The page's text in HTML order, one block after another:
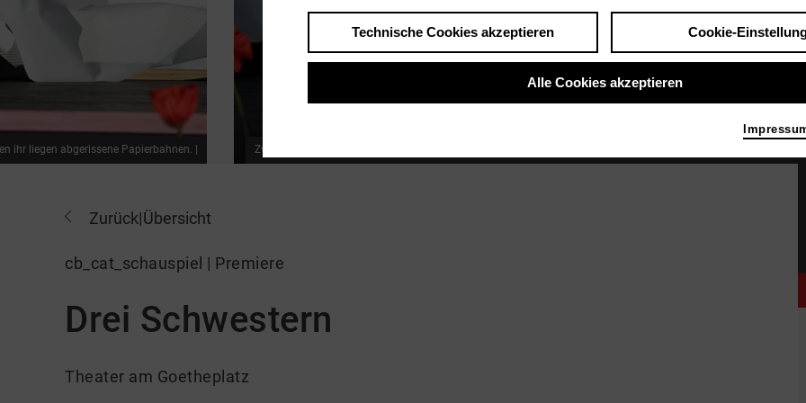
ihr liegen abgerissene Papierbahnen. | Zwei Personen sitzen auf dem Boden, die eine hält der anderen ein Mikrofon hin. Hinter ihnen stehen vier
Zurück|Übersicht
cb_cat_schauspiel | Premiere
Drei Schwestern
Theater am Goetheplatz
Technische Cookies akzeptieren Cookie-
Alle Cookies akzeptieren